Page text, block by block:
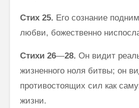
Стих 25. Его сознание
любви, божественно
Стихи 26—28. Он видит
жизненного ноля битвы; он
противостоящих сил как
жизни.